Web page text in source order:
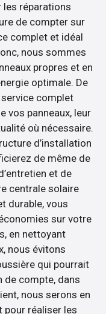
les réparations
de compter sur
complet et idéal
nous sommes
propres et en
optimale. De
complet
vos panneaux, leur
où nécessaire.
d’installation
de même de
et de
centrale solaire
durable, vous
sur votre
en nettoyant
nous évitons
qui pourrait
de compte, dans
nous serons en
pour réaliser les